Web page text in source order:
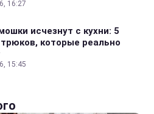
16:27
исчезнут с кухни: 5
которые реально
15:45